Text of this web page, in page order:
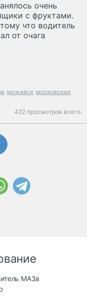
очень
с фруктами.
что водитель
от очага
можайск московская
422 просмотров всего.
МАЗа